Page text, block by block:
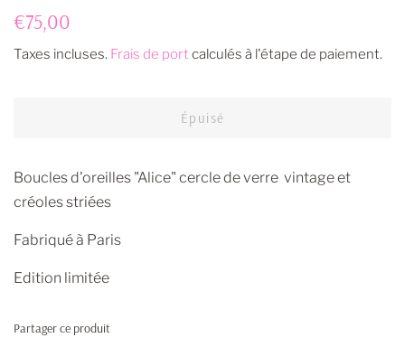
Prix
€75,00
Taxes incluses. Frais de port calculés à l'étape de paiement.
Épuisé
Boucles d'oreilles "Alice" cercle de verre vintage et
créoles striées
Fabriqué à Paris
Edition limitée
Partager ce produit